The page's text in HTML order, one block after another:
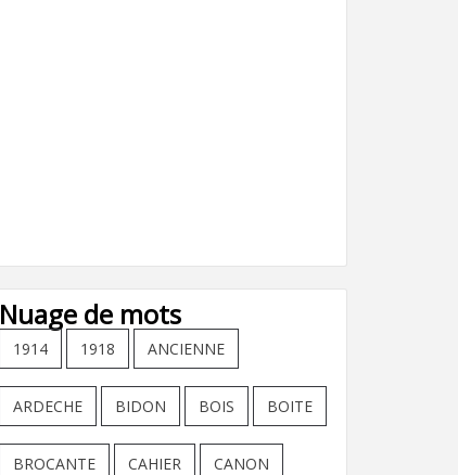
Nuage de mots
1914 1918 ANCIENNE
ARDECHE BIDON BOIS BOITE
BROCANTE CAHIER CANON